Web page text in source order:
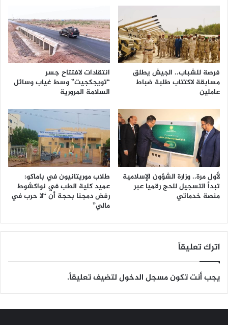
فرصة للشباب.. الجيش يطلق
مسابقة لاكتتاب طلبة ضباط
عاملين
انتقادات لافتتاح جسر
“تويجكجيت” وسط غياب وسائل
السلامة المرورية
لأول مرة.. وزارة الشؤون الإسلامية
تبدأ التسجيل للحج رقميا عبر
منصة خدماتي
طلاب موريتانيون في باماكو:
عميد كلية الطب في نواكشوط
رفض دمجنا بحجة أن “لا حرب في
مالي”
اترك تعليقاً
يجب أنت تكونمسجل الدخوللتضيف تعليقاً.